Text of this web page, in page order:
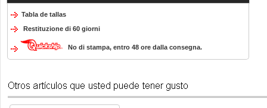
Tabla de tallas
Restituzione di 60 giorni
No di stampa, entro 48 ore dalla consegna.